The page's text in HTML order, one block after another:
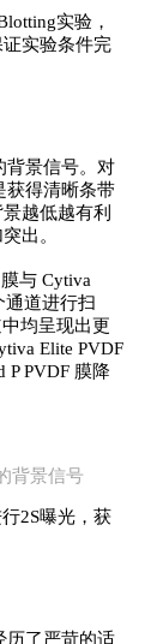
实验，
实验条件完
背景信号。对
获得清晰条带
越低越有利
出。
与 Cytiva
通道进行扫
均呈现出更
Elite PVDF
P PVDF 膜降
背景信号
2S曝光，获
历了严苛的适